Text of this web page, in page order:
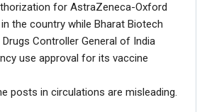
for AstraZeneca-Oxford
the country while Bharat Biotech
Controller General of India
use approval for its vaccine
posts in circulations are misleading.